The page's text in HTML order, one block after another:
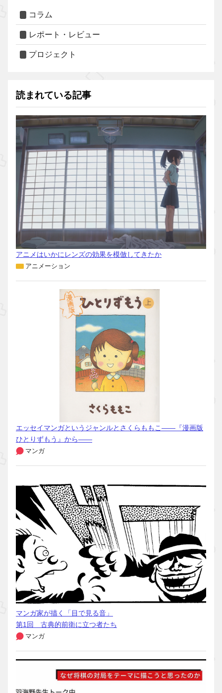
コラム
レポート・レビュー
プロジェクト
読まれている記事
アニメはいかにレンズの効果を模倣してきたか
アニメーション
エッセイマンガというジャンルとさくらももこ――『漫画版
ひとりずもう』から――
マンガ
マンガ家が描く「目で見る音」
第1回 古典的前衛に立つ者たち
マンガ